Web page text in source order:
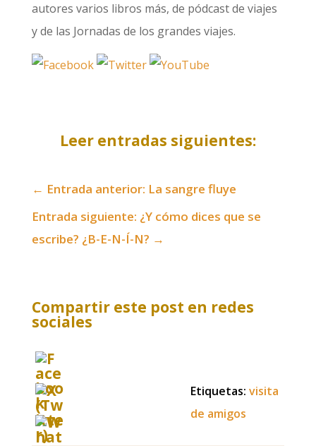
autores varios libros más, de pódcast de viajes
y de las Jornadas de los grandes viajes.
Leer entradas siguientes:
← Entrada anterior: La sangre fluye
Entrada siguiente: ¿Y cómo dices que se
escribe? ¿B-E-N-Í-N? →
Compartir este post en redes
sociales
Etiquetas: visita
de amigos